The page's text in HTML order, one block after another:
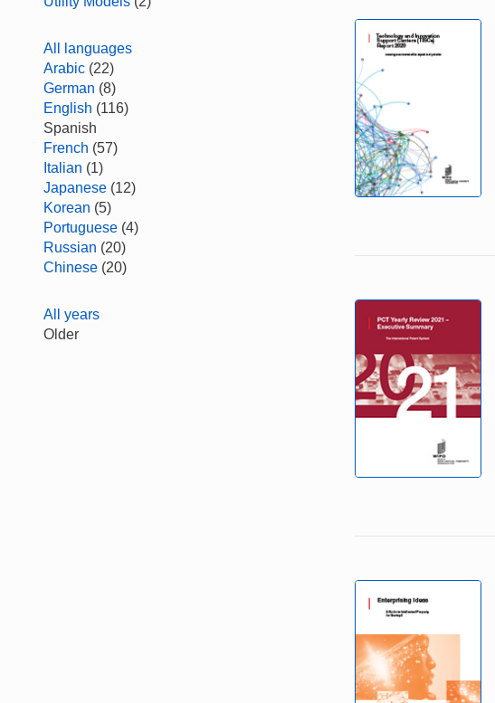
All languages
Arabic (22)
German (8)
English (116)
Spanish
French (57)
Italian (1)
Japanese (12)
Korean (5)
Portuguese (4)
Russian (20)
Chinese (20)
All years
Older